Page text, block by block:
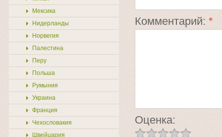
Мексика
Нидерланды
Норвегия
Палестина
Перу
Польша
Румыния
Украина
Франция
Чехословакия
Швейцария
Комментарий: *
Оценка: